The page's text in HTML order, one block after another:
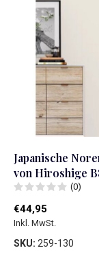
Japanische
von Hiroshige
(0)
€44,95
Inkl. MwSt.
SKU: 259-130